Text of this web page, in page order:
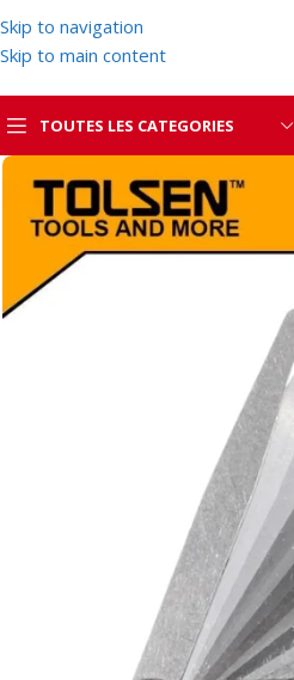
Skip to navigation
Skip to main content
TOUTES LES CATEGORIES